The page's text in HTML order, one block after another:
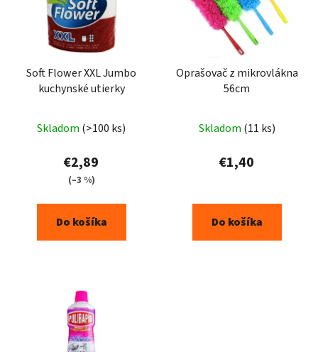
Soft Flower XXL Jumbo
kuchynské utierky
hodnotenie
produktu
je
Skladom (>100 ks)
€2,89
(–3 %)
Do košíka
Oprašovač z mikrovlákna
56cm
Skladom (11 ks)
€1,40
Do košíka